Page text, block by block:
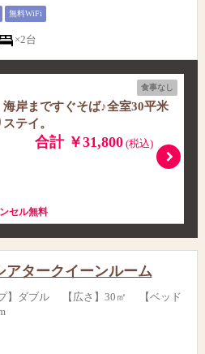
無料WiFi
×2台
食事なし
海岸まですぐそば♪全室30平米
テイ。
合計 ￥31,800(税込)
セル無料
アタークイーンルーム
プ】ダブル 【広さ】30㎡ 【ベッド